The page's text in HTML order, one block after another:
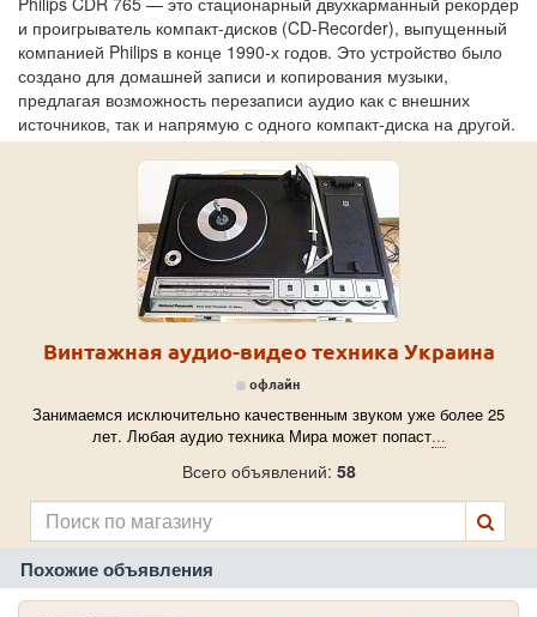
и проигрыватель компакт-дисков (CD-Recorder), выпущенный
компанией Philips в конце 1990-х годов. Это устройство было
создано для домашней записи и копирования музыки,
предлагая возможность перезаписи аудио как с внешних
источников, так и напрямую с одного компакт-диска на другой.
Винтажная аудио-видео техника Украина
офлайн
Занимаемся исключительно качественным звуком уже более 25
лет. Любая аудио техника Мира может попаст...
Всего объявлений: 58
Похожие объявления